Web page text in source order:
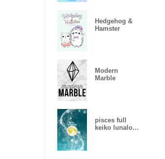
Hedgehog &
Hamster
Modern
Marble
pisces full
keiko lunalogy